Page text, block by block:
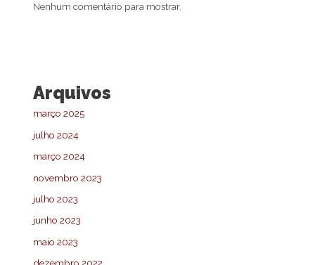
Nenhum comentário para mostrar.
Arquivos
março 2025
julho 2024
março 2024
novembro 2023
julho 2023
junho 2023
maio 2023